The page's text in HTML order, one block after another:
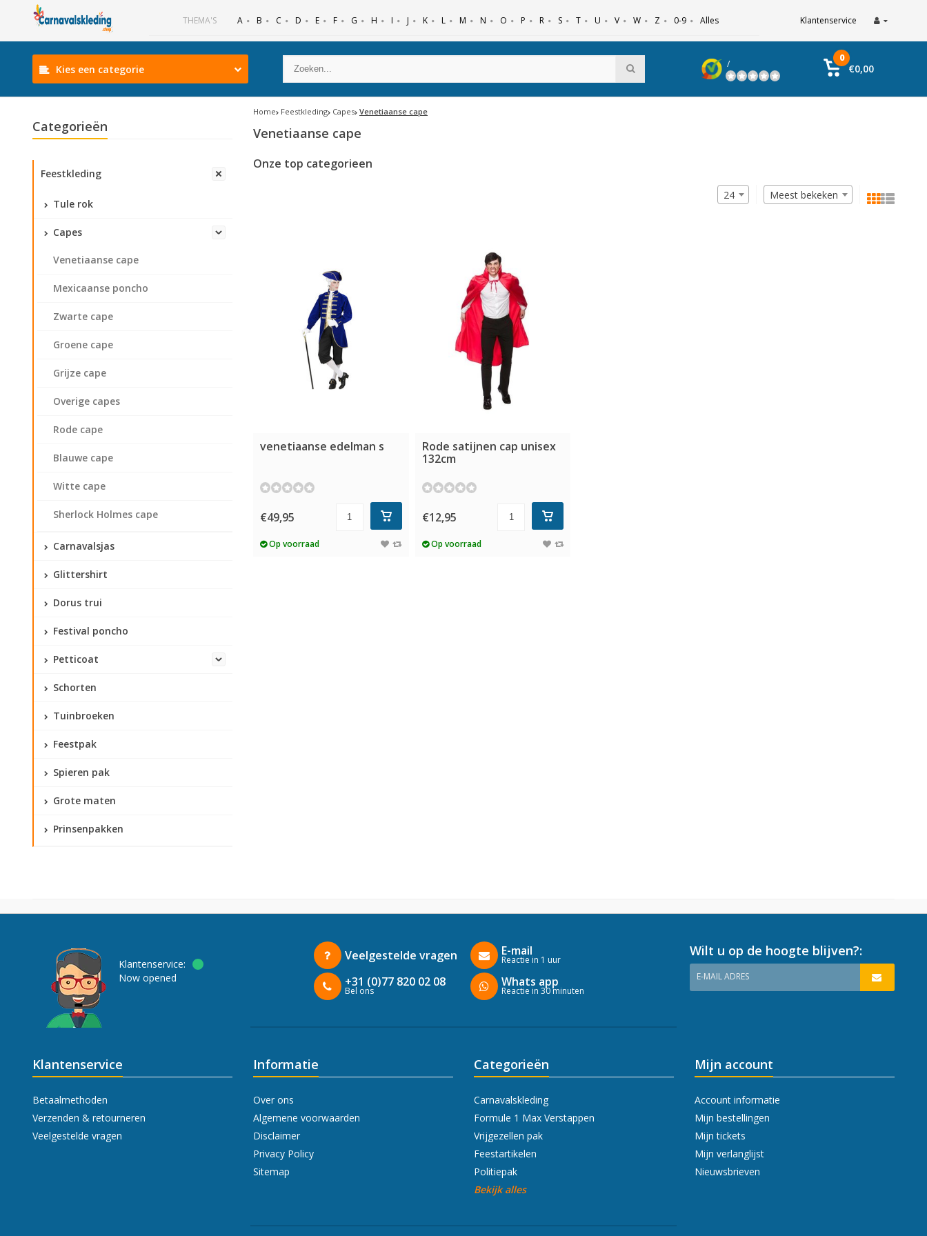
THEMA'S A B C D E F G H I J K L M N O P R S T U V W Z 0-9 Alles Klantenservice
Kies een categorie /
0
€0,00
Categorieën
Feestkleding
Tule rok
Capes
Venetiaanse cape
Mexicaanse poncho
Zwarte cape
Groene cape
Grijze cape
Overige capes
Rode cape
Blauwe cape
Witte cape
Sherlock Holmes cape
Carnavalsjas
Glittershirt
Dorus trui
Festival poncho
Petticoat
Schorten
Tuinbroeken
Feestpak
Spieren pak
Grote maten
Prinsenpakken
Home Feestkleding Capes Venetiaanse cape
Venetiaanse cape
Onze top categorieen
Meest bekeken
24
venetiaanse edelman s
€49,95
Op voorraad
Rode satijnen cap unisex
132cm
€12,95
Op voorraad
Klantenservice:
Now opened
Veelgestelde vragen
+31 (0)77 820 02 08
Bel ons
E-mail
Reactie in 1 uur
Whats app
Reactie in 30 minuten
Wilt u op de hoogte blijven?:
E-MAIL ADRES
Klantenservice
Betaalmethoden
Verzenden & retourneren
Veelgestelde vragen
Informatie
Over ons
Algemene voorwaarden
Disclaimer
Privacy Policy
Sitemap
Categorieën
Carnavalskleding
Formule 1 Max Verstappen
Vrijgezellen pak
Feestartikelen
Politiepak
Bekijk alles
Mijn account
Account informatie
Mijn bestellingen
Mijn tickets
Mijn verlanglijst
Nieuwsbrieven